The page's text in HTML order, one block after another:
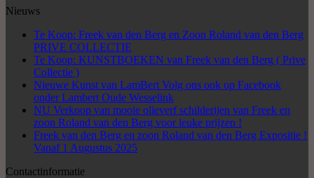
Nieuws
Te Koop: Freek van den Berg en Zoon Roland van den Berg
PRIVE COLLECTIE
Te Koop: KUNSTBOEKEN van Freek van den Berg ( Prive
Collectie )
Nieuwe Kunst van LamBert Volg ons ook op Facebook
onder Lambert Oude Wesselink
NU Verkoop van mooie olieverf schilderijen van Freek en
zoon Roland van den Berg voor leuke prijzen !
Freek van den Berg en zoon Roland van den Berg Expositie !
Vanaf 1 Augustus 2025
Contactinformatie